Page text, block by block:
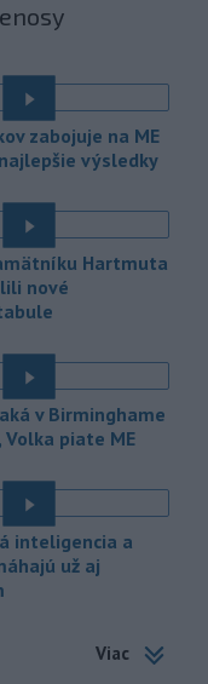
na turnaji ATP
lesného porastu v
Trnava zasahuje
(KDR) v
že preverí, či sa v
kobaltnatého
nachádza urán.
štátov v
zákona o
na príjmy Ruska z
polícia prispela k
prevádzačstva,
ukončiť
páchateľa v
Slovnaft je
zabojuje na ME
výsledky
Hartmuta
nové
v Birminghame
piate ME
inteligencia a
už aj
Viac